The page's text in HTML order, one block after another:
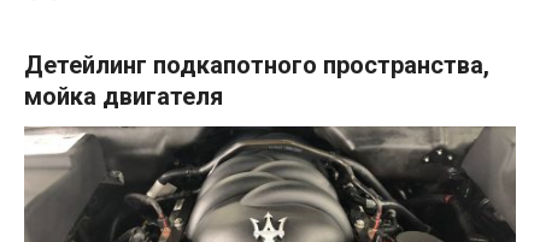
Детейлинг подкапотного пространства,
мойка двигателя